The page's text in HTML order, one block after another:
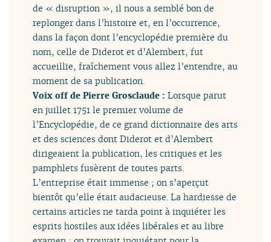
de « disruption », il nous a semblé bon de
replonger dans l’histoire et, en l’occurrence,
dans la façon dont l’encyclopédie première du
nom, celle de Diderot et d’Alembert, fut
accueillie, fraîchement vous allez l’entendre, au
moment de sa publication.
Voix off de Pierre Grosclaude :Lorsque parut
en juillet 1751 le premier volume de
l’Encyclopédie, de ce grand dictionnaire des arts
et des sciences dont Diderot et d’Alembert
dirigeaient la publication, les critiques et les
pamphlets fusèrent de toutes parts.
L’entreprise était immense ; on s’aperçut
bientôt qu’elle était audacieuse. La hardiesse de
certains articles ne tarda point à inquiéter les
esprits hostiles aux idées libérales et au libre